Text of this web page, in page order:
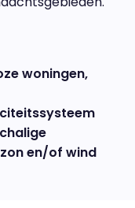
woningen,
en/of wind